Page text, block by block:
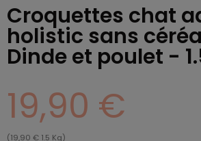
Croquettes chat
holistic sans
Dinde et poulet -
19,90 €
(19,90 € 1.5 Kg)